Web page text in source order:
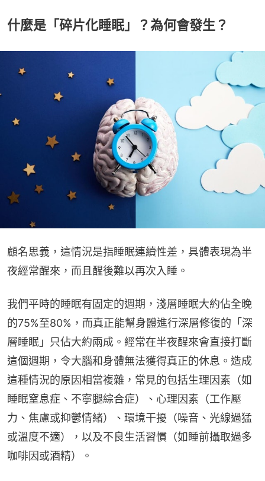
什麼是「碎片化睡眠」？為何會發生？
顧名思義，這情況是指睡眠連續性差，具體表現為半
夜經常醒來，而且醒後難以再次入睡。
我們平時的睡眠有固定的週期，淺層睡眠大約佔全晚
的75%至80%，而真正能幫身體進行深層修復的「深
層睡眠」只佔大約兩成。經常在半夜醒來會直接打斷
這個週期，令大腦和身體無法獲得真正的休息。造成
這種情況的原因相當複雜，常見的包括生理因素（如
睡眠窒息症、不寧腿綜合症）、心理因素（工作壓
力、焦慮或抑鬱情緒）、環境干擾（噪音、光線過猛
或溫度不適），以及不良生活習慣（如睡前攝取過多
咖啡因或酒精）。